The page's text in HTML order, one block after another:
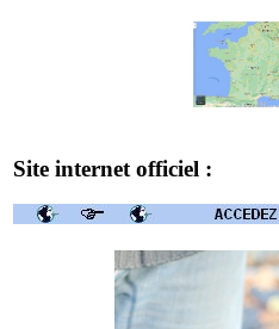
Site internet officiel :